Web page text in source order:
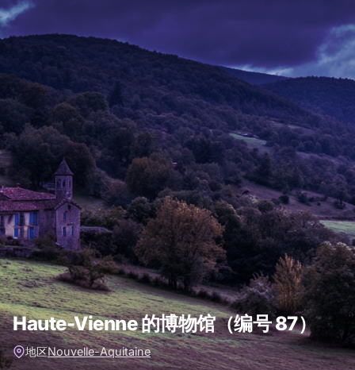
Haute-Vienne 的博物馆（编号 87）
地区Nouvelle-Aquitaine